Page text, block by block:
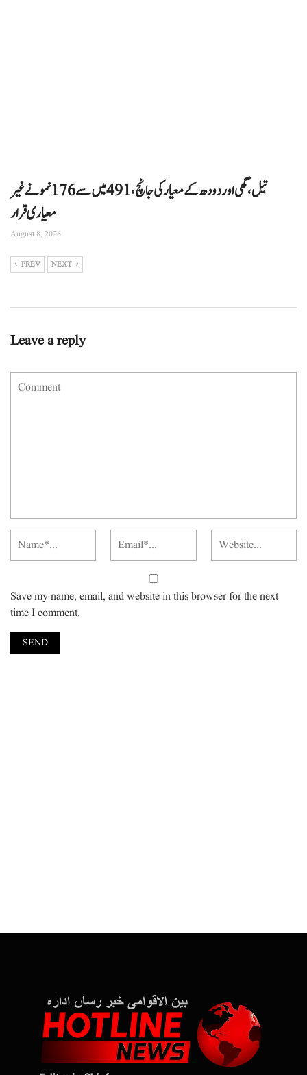
تیل، گھی اور دودھ کے معیار کی جانچ، 491 میں سے 176 نمونے غیر
معیاری قرار
August 8, 2026
PREV NEXT
Leave a reply
Save my name, email, and website in this browser for the next
time I comment.